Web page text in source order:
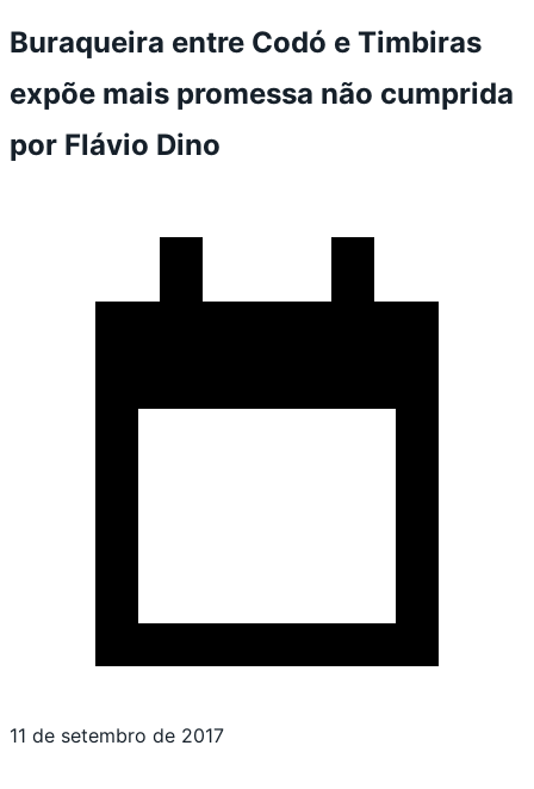
Buraqueira entre Codó e Timbiras
expõe mais promessa não cumprida
por Flávio Dino
11 de setembro de 2017